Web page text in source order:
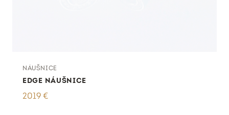
NÁUŠNICE
EDGE NÁUŠNICE
2019 €